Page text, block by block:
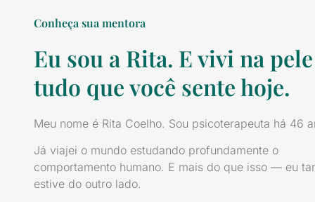
Conheça sua mentora
Eu sou a Rita. E vivi na pele
tudo que você sente hoje.
Meu nome é Rita Coelho. Sou psicoterapeuta há 46
Já viajei o mundo estudando profundamente o
comportamento humano. E mais do que isso — eu
estive do outro lado.